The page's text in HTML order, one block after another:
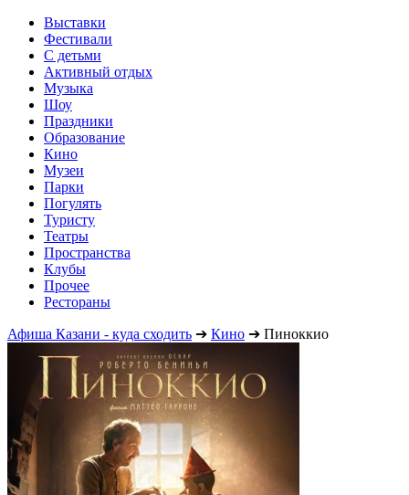
Выставки
Фестивали
С детьми
Активный отдых
Музыка
Шоу
Праздники
Образование
Кино
Музеи
Парки
Погулять
Туристу
Театры
Пространства
Клубы
Прочее
Рестораны
Афиша Казани - куда сходить ➔ Кино ➔ Пиноккио